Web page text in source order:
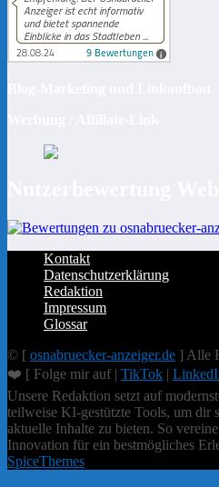
Kontakt
Datenschutzerklärung
Redaktion
Impressum
Glossar
© [ osnabruecker-anzeiger.de ] Alle
❤️ [ Folge mir auf | TikTok |
Unsere Redaktion setzt auf
teilweise KI-gestützte Tools, um dir
aktuelle Inhalte zu bieten. So
Innovation für ein bestmögliches
SpiceThemes